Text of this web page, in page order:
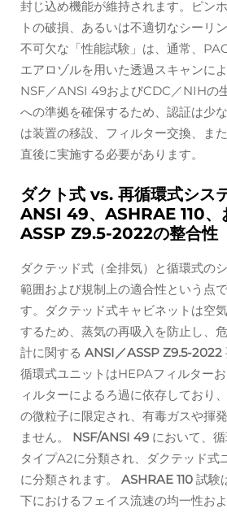
封じ込め機能が維持されます。ピン
トの破損、あるいは不適切なシーリ
不可欠な「性能試験」は、通常、
エアロゾルを用いた透過スキャンに
NSF／ANSI 49およびCDC／NIHの
への準拠を確保するため、認証は少
は装置の移設、フィルター交換、ま
直後に実施する必要があります。
ダクト式 vs. 再循環式シス
ANSI 49、ASHRAE 110、
ASSP Z9.5-2022の整合性
ダクテッド式（全排気）と循環式の
範囲および規制上の適合性という点
す。ダクテッド式キャビネットは空
するため、蒸気の再吸入を防止し、
計に関する ANSI／ASSP Z9.5-2022
循環式ユニットはHEPAフィルター
ィルターによるろ過に依存しており
の微粒子に限定され、有毒ガスや揮
ません。 NSF/ANSI 49 において、
タイプA2に分類され、ダクテッド式
に分類されます。 ASHRAE 110 試験
下におけるフェイス流速の均一性お